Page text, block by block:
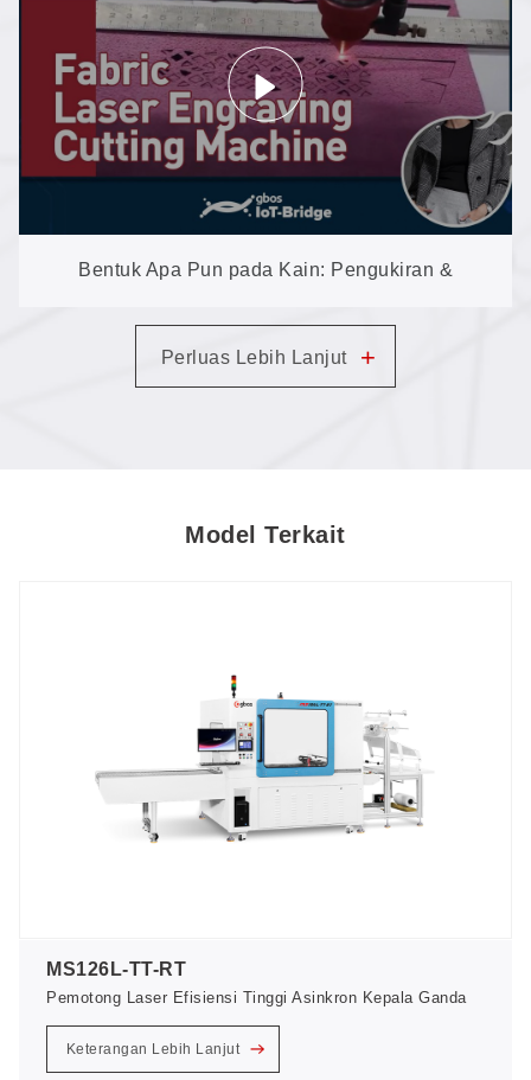
Bekerja (XXXP3-180)
Bentuk Apa Pun pada Kain: Pengukiran &
Perluas Lebih Lanjut +
Model Terkait
MS126L-TT-RT
Pemotong Laser Efisiensi Tinggi Asinkron Kepala Ganda
Keterangan Lebih Lanjut